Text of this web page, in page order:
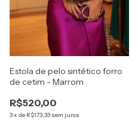
Estola de pelo sintético forro
de cetim - Marrom
R$520,00
3x de R$173,33 sem juros